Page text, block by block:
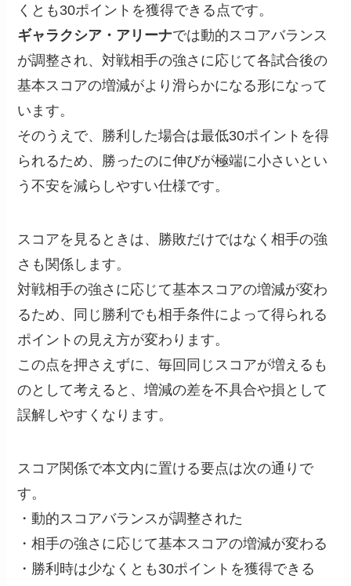
くとも30ポイントを獲得できる点です。
ギャラクシア・アリーナでは動的スコアバランス
が調整され、対戦相手の強さに応じて各試合後の
基本スコアの増減がより滑らかになる形になって
います。
そのうえで、勝利した場合は最低30ポイントを得
られるため、勝ったのに伸びが極端に小さいとい
う不安を減らしやすい仕様です。
スコアを見るときは、勝敗だけではなく相手の強
さも関係します。
対戦相手の強さに応じて基本スコアの増減が変わ
るため、同じ勝利でも相手条件によって得られる
ポイントの見え方が変わります。
この点を押さえずに、毎回同じスコアが増えるも
のとして考えると、増減の差を不具合や損として
誤解しやすくなります。
スコア関係で本文内に置ける要点は次の通りで
す。
・動的スコアバランスが調整された
・相手の強さに応じて基本スコアの増減が変わる
・勝利時は少なくとも30ポイントを獲得できる